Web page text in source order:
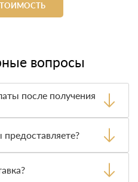
вопросы
после получения
При этом, если
качества, то
а также товарно-